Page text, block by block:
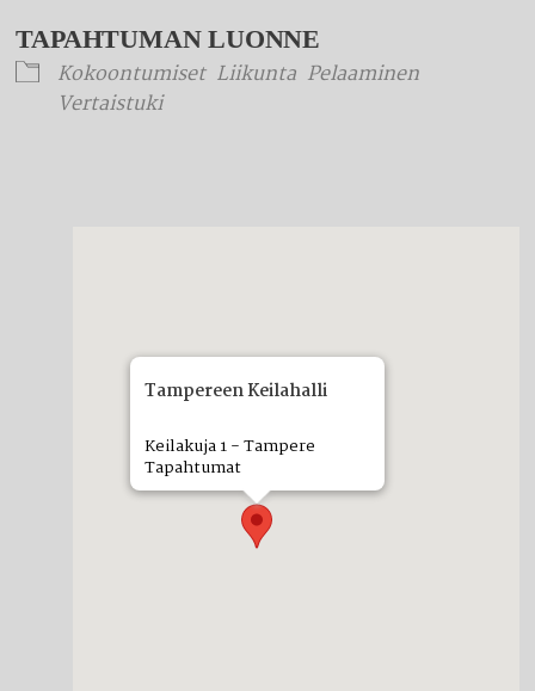
TAPAHTUMAN LUONNE
Kokoontumiset Liikunta Pelaaminen
Vertaistuki
Tampereen Keilahalli
Keilakuja 1 - Tampere
Tapahtumat